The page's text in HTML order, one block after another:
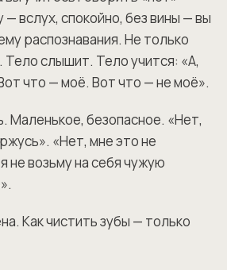
вслух, спокойно, без вины — вы
распознавания. Не только
Тело слышит. Тело учится: «А,
что — моё. Вот что — не моё».
Маленькое, безопасное. «Нет,
«Нет, мне это не
не возьму на себя чужую
Как чистить зубы — только